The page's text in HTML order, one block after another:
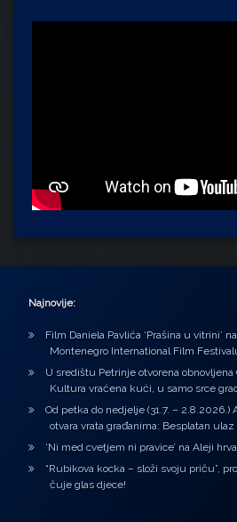
Najnovije:
Film Daniela Pavlića ‘Prašina u vitrini’
Montenegro International Film
U središtu Petrinje otvorena
Kultura vraćena kući, u samo srce
Od petka do nedjelje (31.7. –
otvara vrata građanima: Besplatan
‘Ni med cvetjem ni pravice’ na Aleji
“Rubikova kocka – složi svoju priču”,
čuje glas djece!